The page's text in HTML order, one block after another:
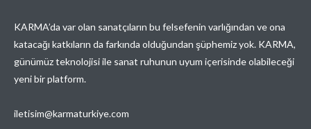
KARMA’da var olan sanatçıların bu felsefenin varlığından ve ona
katacağı katkıların da farkında olduğundan şüphemiz yok. KARMA,
günümüz teknolojisi ile sanat ruhunun uyum içerisinde olabileceği
yeni bir platform.
iletisim@karmaturkiye.com